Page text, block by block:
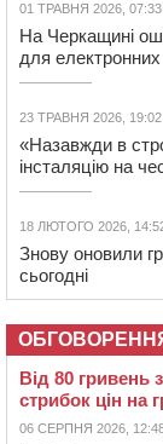
01 ТРАВНЯ 2026, 07:33
На Черкащині
для електронних
23 ТРАВНЯ 2026, 19:02
«Назавжди в
інсталяцію на
18 ЛЮТОГО 2026,
Знову оновили
сьогодні
Від 80 гривень
стрибок цін на
06 СЕРПНЯ 2026,